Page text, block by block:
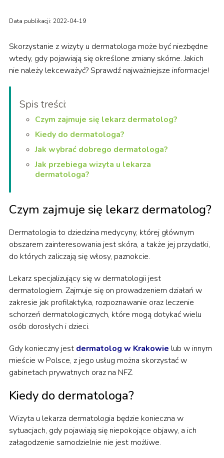
Data publikacji: 2022-04-19
Skorzystanie z wizyty u dermatologa może być niezbędne
wtedy, gdy pojawiają się określone zmiany skórne. Jakich
nie należy lekceważyć? Sprawdź najważniejsze informacje!
Spis treści:
Czym zajmuje się lekarz dermatolog?
Kiedy do dermatologa?
Jak wybrać dobrego dermatologa?
Jak przebiega wizyta u lekarza
dermatologa?
Czym zajmuje się lekarz dermatolog?
Dermatologia to dziedzina medycyny, której głównym
obszarem zainteresowania jest skóra, a także jej przydatki,
do których zaliczają się włosy, paznokcie.
Lekarz specjalizujący się w dermatologii jest
dermatologiem. Zajmuje się on prowadzeniem działań w
zakresie jak profilaktyka, rozpoznawanie oraz leczenie
schorzeń dermatologicznych, które mogą dotykać wielu
osób dorosłych i dzieci.
Gdy konieczny jest dermatolog w Krakowie lub w innym
mieście w Polsce, z jego usług można skorzystać w
gabinetach prywatnych oraz na NFZ.
Kiedy do dermatologa?
Wizyta u lekarza dermatologia będzie konieczna w
sytuacjach, gdy pojawiają się niepokojące objawy, a ich
załagodzenie samodzielnie nie jest możliwe.